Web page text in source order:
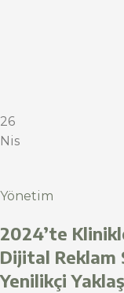
26
Nis
Yönetim
2024’te
Dijital Reklam
Yenilikçi